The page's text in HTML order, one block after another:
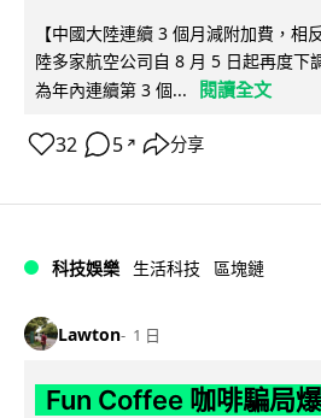
【中國大陸連續 3 個月減附加費，相
陸多家航空公司自 8 月 5 日起再度下
為年內連續第 3 個...
閱讀全文
32 5 ↗ 分享
科技娛樂 生活科技 區塊鏈
Lawton 1 日
Fun Coffee 咖啡騙局